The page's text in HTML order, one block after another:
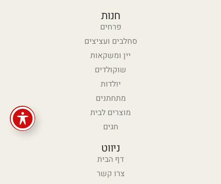
חנות
פרחים
סחלבים ועציצים
יין ומשקאות
שוקולדים
יולדות
מתחתנים
מוצרים לבית
חגים
ניווט
דף הבית
צרו קשר